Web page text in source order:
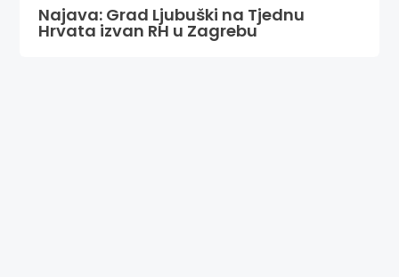
Najava: Grad Ljubuški na Tjednu
Hrvata izvan RH u Zagrebu